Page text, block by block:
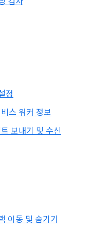
정
스 워커 정보
보내기 및 수신
이동 및 숨기기